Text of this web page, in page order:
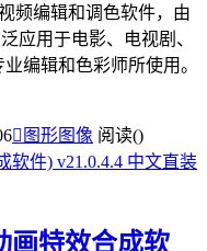
频编辑和调色软件，由
应用于电影、电视剧、
编辑和色彩师所使用。
 图形图像 阅读()
画特效合成软